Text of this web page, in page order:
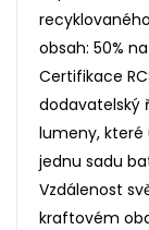
obsah: 50%
Certifikace
dodavatelský
lumeny, které
jednu sadu
Vzdálenost
kraftovém